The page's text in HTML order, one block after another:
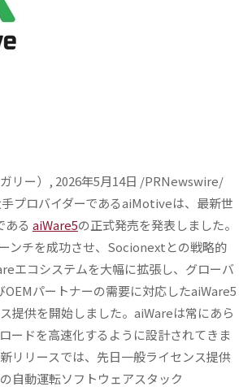
リー）, 2026年5月14日 /PRNewswire/
プロバイダーであるaiMotiveは、最新世
ある aiWare5の正式発売を発表しました。
ンチを成功させ、Socionextとの戦略的
エコシステムを大幅に拡張し、グローバ
OEMパートナーの需要に対応したaiWare5
提供を開始しました。aiWareは常にあら
ードを高速化するように設計されてきま
リリースでは、先日一般ライセンス提供
自動運転ソフトウェアスタック